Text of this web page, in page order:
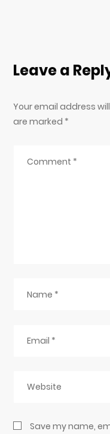
Leave a
Your email address
are marked *
Save my name,